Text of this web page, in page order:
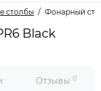
столбы Фонарный
Black
Отзывы 0